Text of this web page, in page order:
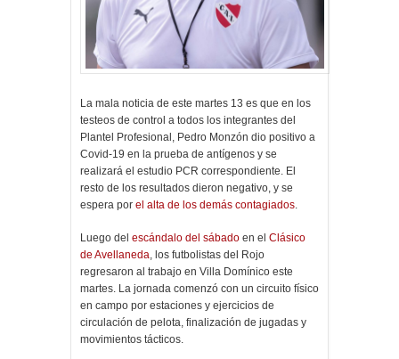
La mala noticia de este martes 13 es que en los
testeos de control a todos los integrantes del
Plantel Profesional, Pedro Monzón dio positivo a
Covid-19 en la prueba de antígenos y se
realizará el estudio PCR correspondiente. El
resto de los resultados dieron negativo, y se
espera por el alta de los demás contagiados.
Luego del escándalo del sábado en el Clásico
de Avellaneda, los futbolistas del Rojo
regresaron al trabajo en Villa Domínico este
martes. La jornada comenzó con un circuito físico
en campo por estaciones y ejercicios de
circulación de pelota, finalización de jugadas y
movimientos tácticos.